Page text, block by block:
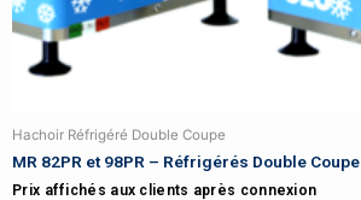
Hachoir Réfrigéré Double Coupe
MR 82PR et 98PR – Réfrigérés Double Coupe
Prix affichés aux clients après connexion